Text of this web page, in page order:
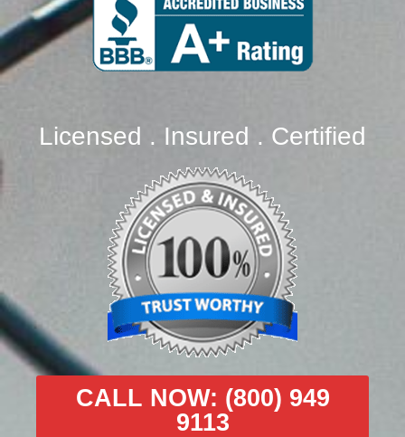
Licensed . Insured . Certified
CALL NOW: (800) 949
9113